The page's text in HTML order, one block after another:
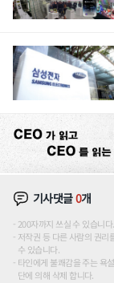
기사댓글0개
200자까지 쓰실 수 있습니
저작권 등 다른 사람의 권리
수 있습니다.
타인에게 불쾌감을 주는 욕
단에 의해 삭제 합니다.